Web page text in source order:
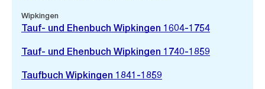
Wipkingen
Tauf- und Ehenbuch Wipkingen 1604-1754
Tauf- und Ehenbuch Wipkingen 1740-1859
Taufbuch Wipkingen 1841-1859